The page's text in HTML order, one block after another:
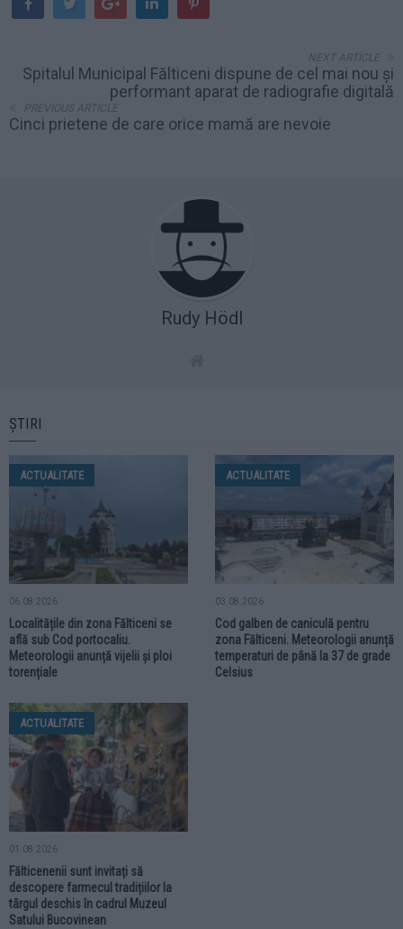
NEXT ARTICLE
Spitalul Municipal Fălticeni dispune de cel mai nou și
performant aparat de radiografie digitală
PREVIOUS ARTICLE
Cinci prietene de care orice mamă are nevoie
Rudy Hödl
ȘTIRI
ACTUALITATE
06.08.2026
Localitățile din zona Fălticeni se
află sub Cod portocaliu.
Meteorologii anunță vijelii și ploi
torențiale
ACTUALITATE
03.08.2026
Cod galben de caniculă pentru
zona Fălticeni. Meteorologii anunță
temperaturi de până la 37 de grade
Celsius
ACTUALITATE
01.08.2026
Fălticenenii sunt invitați să
descopere farmecul tradițiilor la
târgul deschis în cadrul Muzeul
Satului Bucovinean